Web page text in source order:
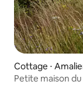
Cottage ⋅
Petite maison